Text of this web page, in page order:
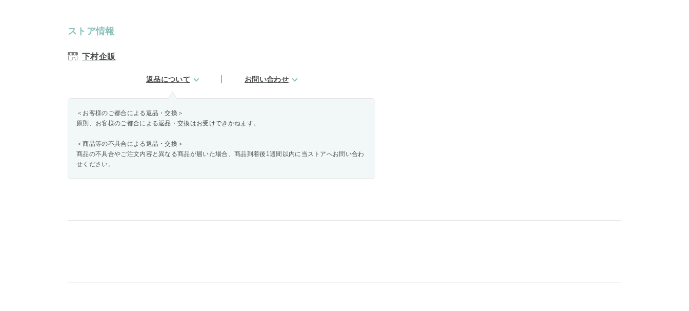
ストア情報
下村企販
返品について お問い合わせ
＜お客様のご都合による返品・交換＞
原則、お客様のご都合による返品・交換はお受けできかねます。
＜商品等の不具合による返品・交換＞
商品の不具合やご注文内容と異なる商品が届いた場合、商品到着後1週間以内に当ストアへお問い合わ
せください。